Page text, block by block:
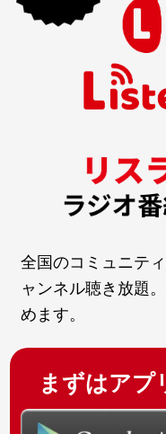
全国のコミュニテ
ャンネル聴き放題
めます。
まずはアプ